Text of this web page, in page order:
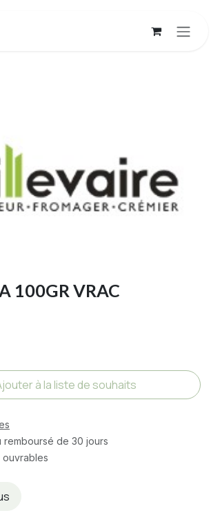
100GR VRAC
à la liste de souhaits
remboursé de 30 jours
ouvrables